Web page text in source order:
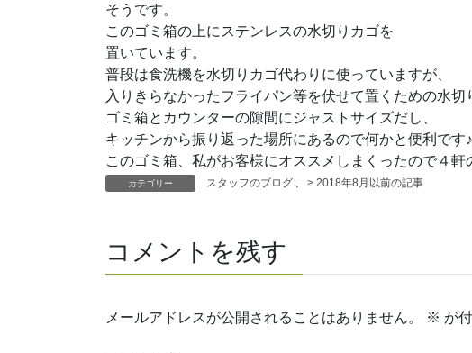
そうです。
このゴミ箱の上にステンレスの水切りカゴを
置いています。
普段は食洗機を水切りカゴ代わりに使っていますが、
入りきらなかったフライパン等を伏せて置くための水切
ゴミ箱とカウンターの隙間にジャストサイズだし、
キッチンから振り返った場所にあるので何かと便利です♪
このゴミ箱、私がお客様にオススメしまくったので４軒
カテゴリー スタッフのブログ > 2018年8月以前の記事
コメントを残す
メールアドレスが公開されることはありません。 ※ が